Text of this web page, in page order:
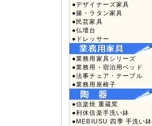
●デザイナーズ家具
●籐・ラタン家具
●民芸家具
●仏壇台
●ドレッサー
●業務用家具シリーズ
●業務用・宿泊用ベッド
●法事チェア・テーブル
●業務用座椅子
●信楽焼 重蔵窯
●利休信楽手洗い鉢
●MEBIUSU 四季 手洗い鉢